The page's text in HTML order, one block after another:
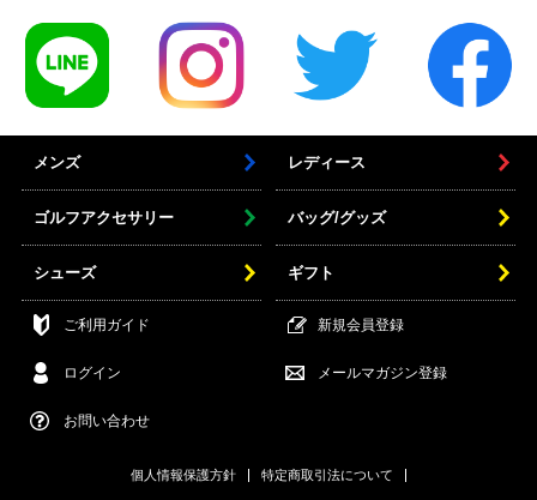
メンズ レディース
ゴルフアクセサリー バッグ/グッズ
シューズ ギフト
ご利用ガイド 新規会員登録
ログイン メールマガジン登録
お問い合わせ
個人情報保護方針 特定商取引法について